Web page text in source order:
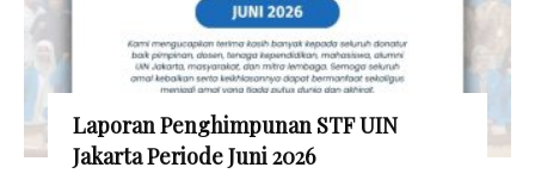
Laporan Penghimpunan STF UIN
Jakarta Periode Juni 2026